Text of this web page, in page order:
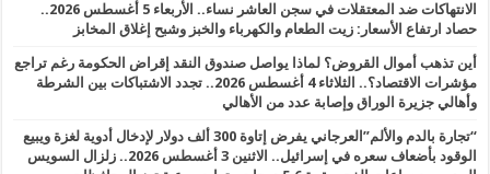
الانتهاكات ضد المعتقلات في سجن العاشر نساء.. الأربعاء 5 أغسطس 2026..
حصاد ارتفاع الأسعار: زيت الطعام والكهرباء والخبز وشبح إغلاق المخابز
أين تذهب أموال القروض؟ لماذا يواصل صندوق النقد إقراض الحكومة رغم تراجع
مؤشرات الاقتصاد؟.. الثلاثاء 4 أغسطس 2026.. تجدد الاشتباكات بين الشرطة
وأهالي جزيرة الوراق وإصابة عدد من الأهالي
“تجارة بالدم والألم”العرجاني يفرض إتاوة 300 ألف دولار لإدخال أدوية لغزة ويبيع
الوقود بأضعاف سعره في إسرائيل.. الاثنين 3 أغسطس 2026.. زلزال السويس